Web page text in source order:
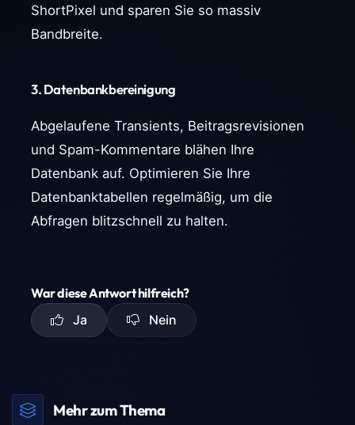
ShortPixel und sparen Sie so massiv
Bandbreite.
3. Datenbankbereinigung
Abgelaufene Transients, Beitragsrevisionen
und Spam-Kommentare blähen Ihre
Datenbank auf. Optimieren Sie Ihre
Datenbanktabellen regelmäßig, um die
Abfragen blitzschnell zu halten.
War diese Antwort hilfreich?
Ja
Nein
Mehr zum Thema